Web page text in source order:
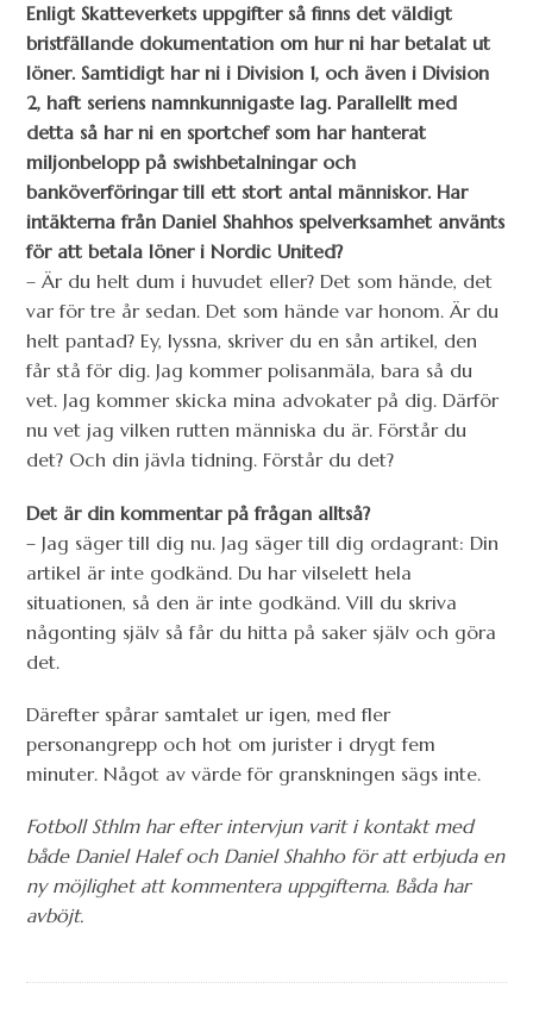
Enligt Skatteverkets uppgifter så finns det väldigt
bristfällande dokumentation om hur ni har betalat ut
löner. Samtidigt har ni i Division 1, och även i Division
2, haft seriens namnkunnigaste lag. Parallellt med
detta så har ni en sportchef som har hanterat
miljonbelopp på swishbetalningar och
banköverföringar till ett stort antal människor. Har
intäkterna från Daniel Shahhos spelverksamhet använts
för att betala löner i Nordic United?
– Är du helt dum i huvudet eller? Det som hände, det
var för tre år sedan. Det som hände var honom. Är du
helt pantad? Ey, lyssna, skriver du en sån artikel, den
får stå för dig. Jag kommer polisanmäla, bara så du
vet. Jag kommer skicka mina advokater på dig. Därför
nu vet jag vilken rutten människa du är. Förstår du
det? Och din jävla tidning. Förstår du det?
Det är din kommentar på frågan alltså?
– Jag säger till dig nu. Jag säger till dig ordagrant: Din
artikel är inte godkänd. Du har vilselett hela
situationen, så den är inte godkänd. Vill du skriva
någonting själv så får du hitta på saker själv och göra
det.
Därefter spårar samtalet ur igen, med fler
personangrepp och hot om jurister i drygt fem
minuter. Något av värde för granskningen sägs inte.
Fotboll Sthlm har efter intervjun varit i kontakt med
både Daniel Halef och Daniel Shahho för att erbjuda en
ny möjlighet att kommentera uppgifterna. Båda har
avböjt.